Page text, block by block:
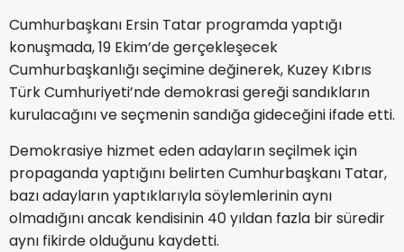
Cumhurbaşkanı Ersin Tatar programda yaptığı
konuşmada, 19 Ekim’de gerçekleşecek
Cumhurbaşkanlığı seçimine değinerek, Kuzey Kıbrıs
Türk Cumhuriyeti’nde demokrasi gereği sandıkların
kurulacağını ve seçmenin sandığa gideceğini ifade etti.
Demokrasiye hizmet eden adayların seçilmek için
propaganda yaptığını belirten Cumhurbaşkanı Tatar,
bazı adayların yaptıklarıyla söylemlerinin aynı
olmadığını ancak kendisinin 40 yıldan fazla bir süredir
aynı fikirde olduğunu kaydetti.